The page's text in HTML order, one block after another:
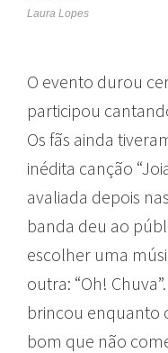
Laura Lopes
O evento durou
participou
Os fãs ainda
inédita canção
avaliada depois
banda deu ao
escolher uma
outra: “Oh!
brincou enquanto
bom que não